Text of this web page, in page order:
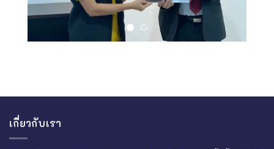
เกี่ยวกับเรา